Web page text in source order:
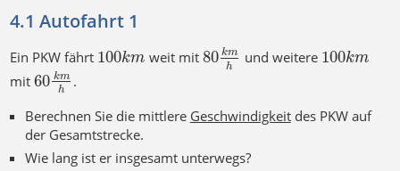
4.1 Autofahrt 1
Ein PKW fährt 100km weit mit 80 km
h
und weitere 100km
mit60 km
h
.
Berechnen Sie die mittlere Geschwindigkeitdes PKW auf
der Gesamtstrecke.
Wie lang ist er insgesamt unterwegs?